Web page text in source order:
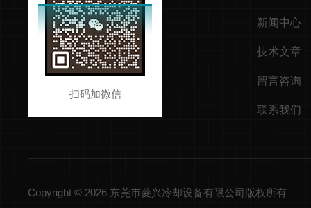
扫码加微信
新闻中心
技术文章
留言咨询
联系我们
Copyright © 2026 东莞市菱兴冷却设备有限公司版权所有